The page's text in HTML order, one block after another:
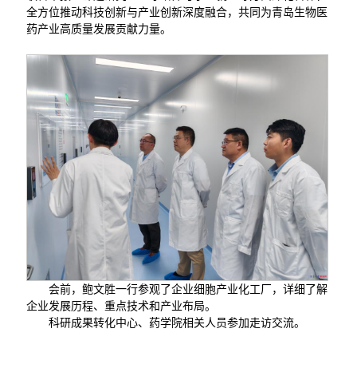
全方位推动科技创新与产业创新深度融合，共同为青岛生物医
药产业高质量发展贡献力量。
会前，鲍文胜一行参观了企业细胞产业化工厂，详细了解
企业发展历程、重点技术和产业布局。
科研成果转化中心、药学院相关人员参加走访交流。